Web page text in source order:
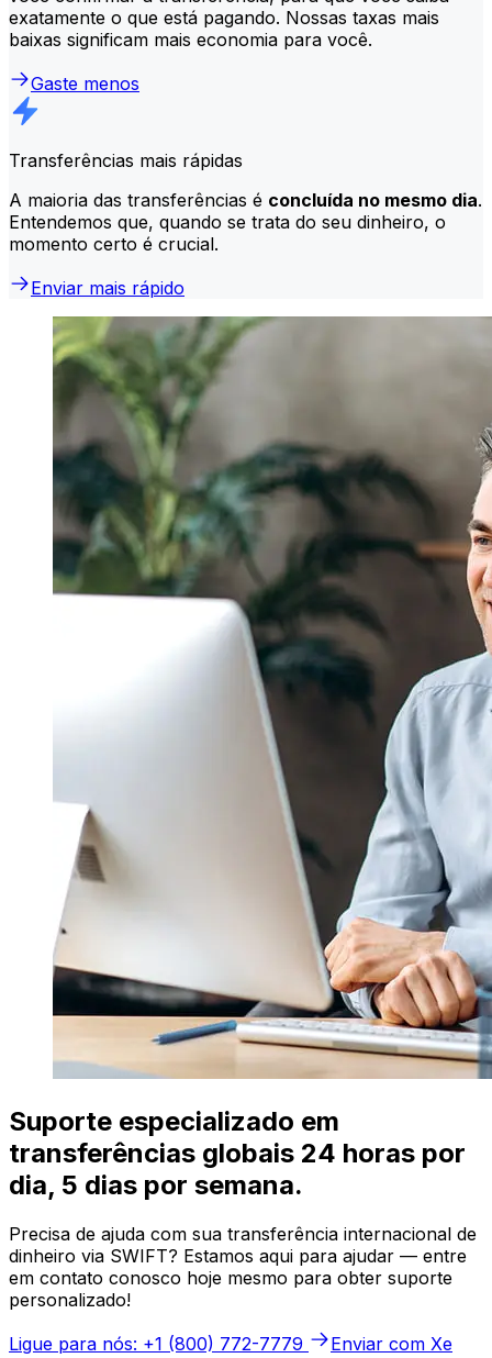
exatamente o que está pagando. Nossas taxas mais
baixas significam mais economia para você.
Gaste menos
Transferências mais rápidas
A maioria das transferências é concluída no mesmo dia.
Entendemos que, quando se trata do seu dinheiro, o
momento certo é crucial.
Enviar mais rápido
Suporte especializado em
transferências globais 24 horas por
dia, 5 dias por semana.
Precisa de ajuda com sua transferência internacional de
dinheiro via SWIFT? Estamos aqui para ajudar — entre
em contato conosco hoje mesmo para obter suporte
personalizado!
Ligue para nós: +1 (800) 772-7779
Enviar com Xe